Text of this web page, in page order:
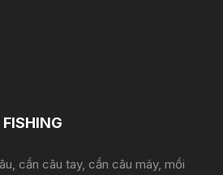
cần câu tay, cần câu máy, mồi